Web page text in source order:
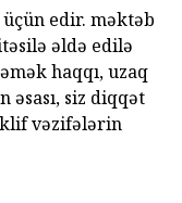
edir. məktəb
əldə edilə
haqqı, uzaq
əsası, siz diqqət
vəzifələrin